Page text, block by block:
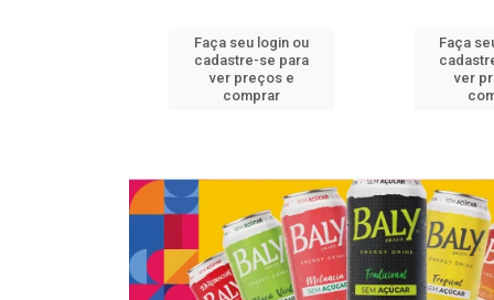
Faça seu login ou
cadastre-se para
ver preços e
comprar
Faça
ver